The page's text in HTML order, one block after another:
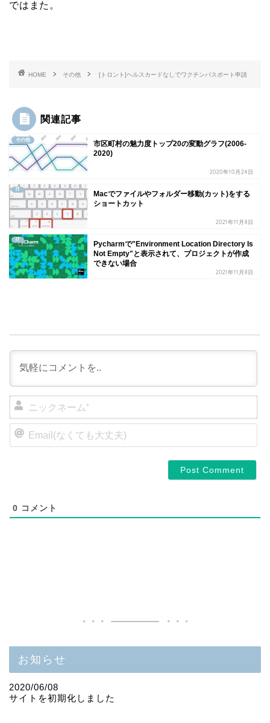
ではまた。
HOME その他 [トロント]ヘルスカードなしでワクチンパスポート申請
関連記事
その他
市区町村の魅力度トップ20の変動グラフ(2006-
2020)
2020年10月24日
IT
Macでファイルやフォルダー移動(カット)をする
ショートカット
2021年11月8日
IT
Pycharmで"Environment Location Directory Is
Not Empty"と表示されて、プロジェクトが作成
できない場合
2021年11月8日
ク
て
0 コメント
お知らせ
2020/06/08
サイトを初期化しました